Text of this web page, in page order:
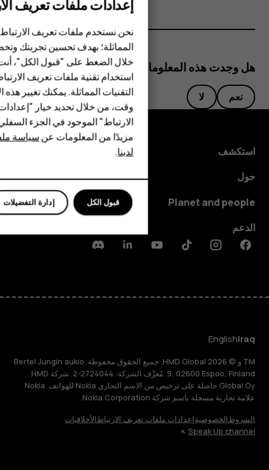
الهواتف الذكية
الهواتف المميزة
HMD Terra M
HMD DUB
للأعمال
هل وجدت هذه المعلومات مفيدة؟
نعم لا
استكشف
حول
Planet and people
الدعم
Facebook
Instagram
Tiktok
Youtube
Linkedin
Discord
Iraq
English
TM و © 2026 HMD Global. جميع الحقوق محفوظة. Bertel Jungin aukio
9, 02600 Espoo, Finland. مُعرِّف الشركة: 2724044-2. شركة HMD
Global Oy حاصلة على ترخيص من الاسم التجاري Nokia للهواتف. Nokia
علامة تجارية مسجلة باسم شركة Nokia Corporation.
الشروطالخصوصيةإعدادات ملفات تعريف الارتباطالأخلاقيات
Speak Up channel
إعدادات ملفات تعريف
نحن نستخدم ملفات تعريف
المماثلة؛ بهدف تحسين تجربتك
خلال الضغط على "قبول الكل"،
استخدام تقنية ملفات تعريف
التقنيات المماثلة. يمكنك تغيير
وقت، من خلال تحديد خيار
الارتباط" الموجود في الجزء
مزيدًا من المعلومات عنسياسة
لدينا.
إدارة التفضيلات قبول الكل